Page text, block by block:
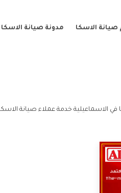
الاسكا مدونة صيانة الاسكا
في الاسماعيلية خدمة عملاء صيانة